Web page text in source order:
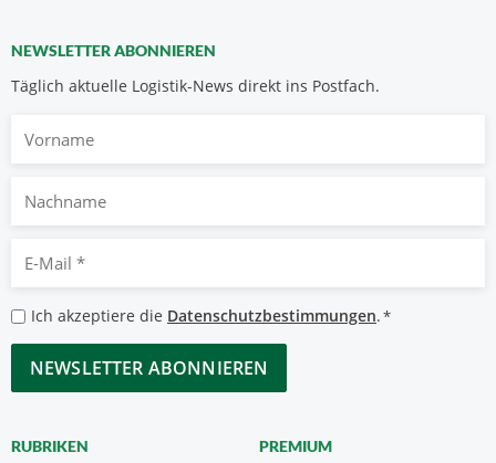
NEWSLETTER ABONNIEREN
Täglich aktuelle Logistik-News direkt ins Postfach.
Vorname
Nachname
Mail
*
Datenschutzbestimmungen
*
Ich akzeptiere die Datenschutzbestimmungen.*
CAPTCHA
RUBRIKEN PREMIUM